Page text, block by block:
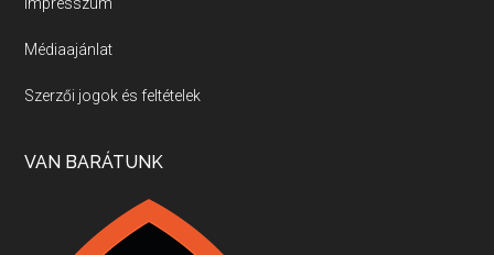
Villány, kékfrankos, Jackfall
Apr 17, 2026 • 00:35:38
Boston, teadélután, bab és homár
Médiaajánlat
Szerzői jogok és feltételek
VAN BARÁTUNK